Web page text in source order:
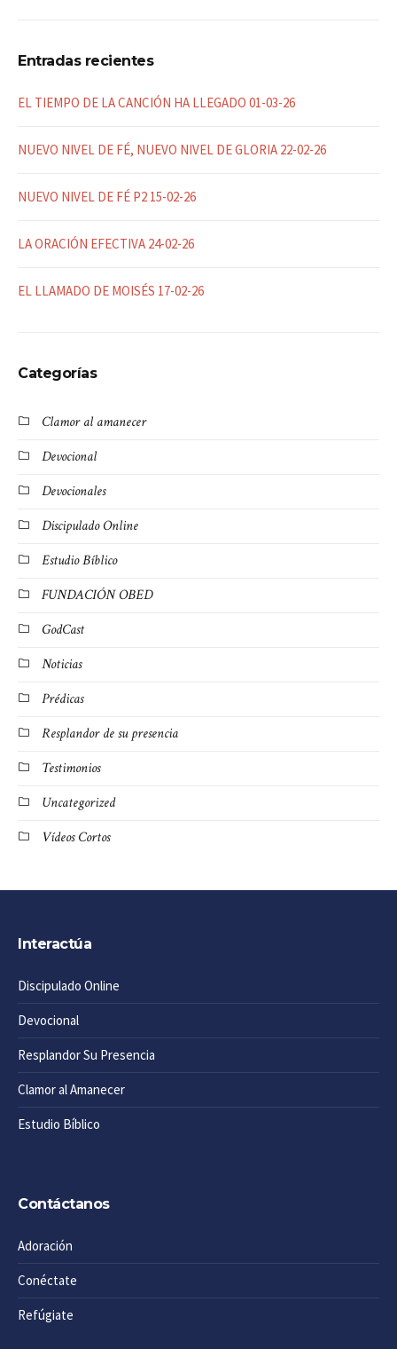
Entradas recientes
EL TIEMPO DE LA CANCIÓN HA LLEGADO 01-03-26
NUEVO NIVEL DE FÉ, NUEVO NIVEL DE GLORIA 22-02-26
NUEVO NIVEL DE FÉ P2 15-02-26
LA ORACIÓN EFECTIVA 24-02-26
EL LLAMADO DE MOISÉS 17-02-26
Categorías
Clamor al amanecer
Devocional
Devocionales
Discipulado Online
Estudio Bíblico
FUNDACIÓN OBED
GodCast
Noticias
Prédicas
Resplandor de su presencia
Testimonios
Uncategorized
Vídeos Cortos
Interactúa
Discipulado Online
Devocional
Resplandor Su Presencia
Clamor al Amanecer
Estudio Bíblico
Contáctanos
Adoración
Conéctate
Refúgiate